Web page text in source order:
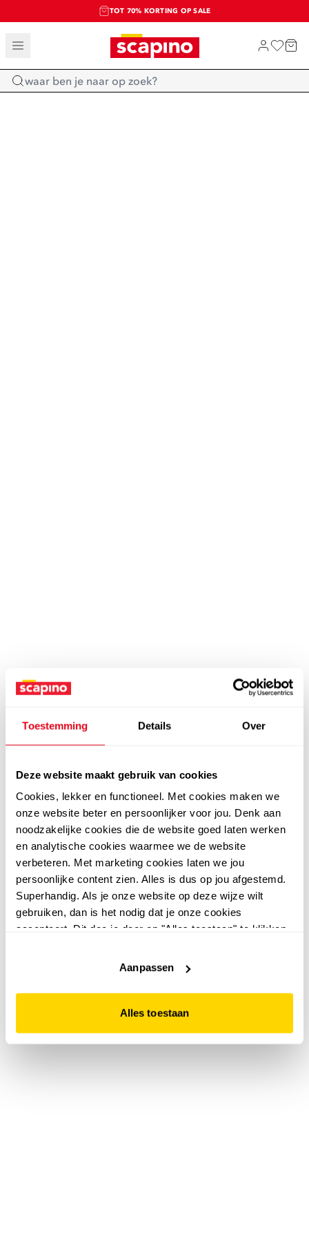
Toestemming Details Over
Deze website maakt gebruik van cookies
Cookies, lekker en functioneel. Met cookies maken we
onze website beter en persoonlijker voor jou. Denk aan
noodzakelijke cookies die de website goed laten werken
en analytische cookies waarmee we de website
verbeteren. Met marketing cookies laten we jou
persoonlijke content zien. Alles is dus op jou afgestemd.
Superhandig. Als je onze website op deze wijze wilt
gebruiken, dan is het nodig dat je onze cookies
accepteert. Dit doe je door op "Alles toestaan" te klikken.
website niet optimaal functioneert.
Aanpassen
Alles toestaan
TOT 70% KORTING OP SALE
SALE: LAATSTE KANS!
SHOP NIEUW
Home